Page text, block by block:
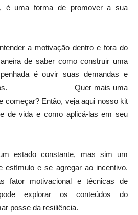
é uma forma de promover a sua
a motivação dentro e fora do
de saber como construir uma
é ouvir suas demandas e
Quer mais uma
começar? Então, veja aqui nosso kit
de vida e como aplicá-las em seu
estado constante, mas sim um
estímulo e se agregar ao incentivo.
fator motivacional e técnicas de
explorar os conteúdos do
posse da resiliência.